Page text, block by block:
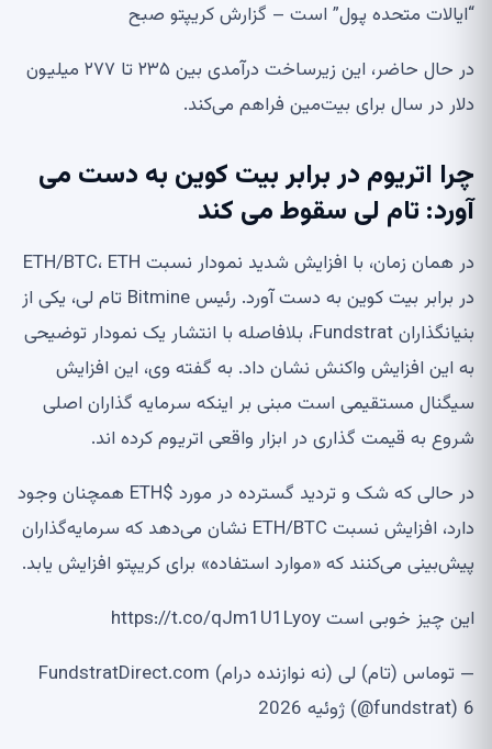
“ایالات متحده پول” است – گزارش کریپتو صبح
در حال حاضر، این زیرساخت درآمدی بین ۲۳۵ تا ۲۷۷ میلیون
دلار در سال برای بیت‌مین فراهم می‌کند.
چرا اتریوم در برابر بیت کوین به دست می
آورد: تام لی سقوط می کند
در همان زمان، با افزایش شدید نمودار نسبت ETH/BTC، ETH
در برابر بیت کوین به دست آورد. رئیس Bitmine تام لی، یکی از
بنیانگذاران Fundstrat، بلافاصله با انتشار یک نمودار توضیحی
به این افزایش واکنش نشان داد. به گفته وی، این افزایش
سیگنال مستقیمی است مبنی بر اینکه سرمایه گذاران اصلی
شروع به قیمت گذاری در ابزار واقعی اتریوم کرده اند.
در حالی که شک و تردید گسترده در مورد $ETH همچنان وجود
دارد، افزایش نسبت ETH/BTC نشان می‌دهد که سرمایه‌گذاران
پیش‌بینی می‌کنند که «موارد استفاده» برای کریپتو افزایش یابد.
این چیز خوبی است https://t.co/qJm1U1Lyoy
— توماس (تام) لی (نه نوازنده درام) FundstratDirect.com
(@fundstrat) 6 ژوئیه 2026